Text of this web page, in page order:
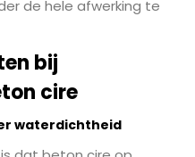
de hele afwerking te
bij
cire
waterdichtheid